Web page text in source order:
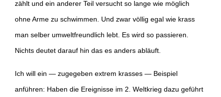
zählt und ein anderer Teil versucht so lange wie möglich
ohne Arme zu schwimmen. Und zwar völlig egal wie krass
man selber umweltfreundlich lebt. Es wird so passieren.
Nichts deutet darauf hin das es anders abläuft.
Ich will ein — zugegeben extrem krasses — Beispiel
anführen: Haben die Ereignisse im 2. Weltkrieg dazu geführt